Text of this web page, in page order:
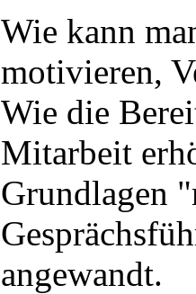
Wie kann
motivieren,
Wie die
Mitarbeit
Grundlagen
angewandt.